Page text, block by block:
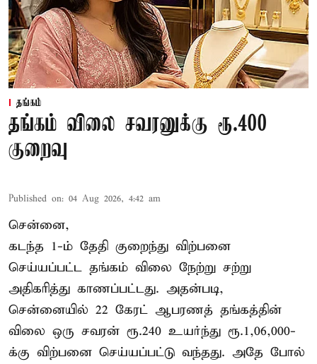
தங்கம்
தங்கம் விலை சவரனுக்கு ரூ.400
குறைவு
Published on: 04 Aug 2026, 4:42 am
சென்னை,
கடந்த 1-ம் தேதி குறைந்து விற்பனை
செய்யப்பட்ட தங்கம் விலை நேற்று சற்று
அதிகரித்து காணப்பட்டது. அதன்படி,
சென்னையில் 22 கேரட் ஆபரணத் தங்கத்தின்
விலை ஒரு சவரன் ரூ.240 உயர்ந்து ரூ.1,06,000-
க்கு விற்பனை செய்யப்பட்டு வந்தது. அதே போல்